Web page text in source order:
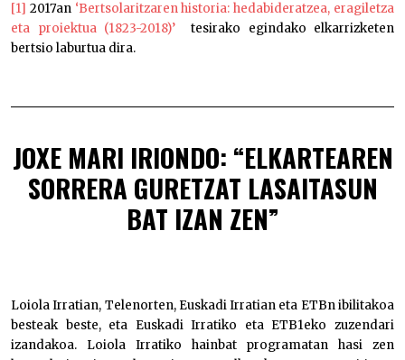
[1] 2017an‘Bertsolaritzaren historia: hedabideratzea, eragiletza
eta proiektua (1823-2018)’ tesirako egindako elkarrizketen
bertsio laburtua dira.
JOXE MARI IRIONDO: “ELKARTEAREN
SORRERA GURETZAT LASAITASUN
BAT IZAN ZEN”
Loiola Irratian, Telenorten, Euskadi Irratian eta ETBn ibilitakoa
besteak beste, eta Euskadi Irratiko eta ETB1eko zuzendari
izandakoa. Loiola Irratiko hainbat programatan hasi zen